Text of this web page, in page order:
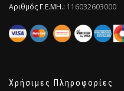
Αριθμός Γ.Ε.ΜΗ.: 116032603000
Χρήσιμες Πληροφορίες